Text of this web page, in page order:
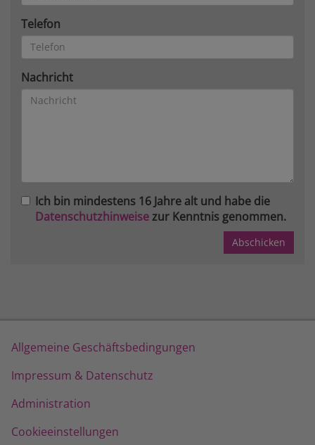
Telefon
Nachricht
Ich bin mindestens 16 Jahre alt und habe die
Datenschutzhinweisezur Kenntnis genommen.
Allgemeine Geschäftsbedingungen
Impressum & Datenschutz
Administration
Cookieeinstellungen